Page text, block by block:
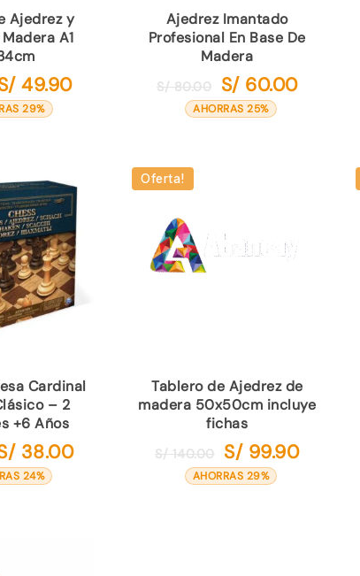
Ajedrez y
A1
49.90El
S/ 49.90.
29%
Ajedrez Imantado
Profesional En Base De
Madera
S/80.00
El
precio
S/60.00El
S/ 60.00.
AHORRAS 25%
Cardinal
– 2
+6 Años
38.00El
24%
Oferta!
Tablero de Ajedrez de
madera 50x50cm incluye
fichas
S/140.00
El
precio
S/99.90El
AHORRAS 29%